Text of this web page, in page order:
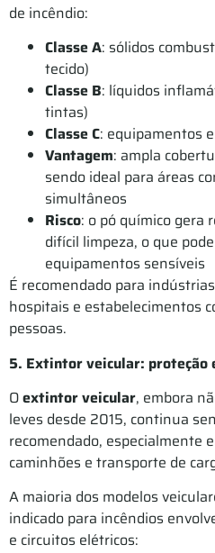
de incêndio:
Classe A: sólidos
tecido)
Classe B: líquidos
tintas)
Classe C: equipamentos
Vantagem: ampla
sendo ideal para áreas
simultâneos
Risco: o pó químico gera
difícil limpeza, o que
equipamentos sensíveis
É recomendado para
hospitais e estabelecimentos
pessoas.
5. Extintor veicular: proteção
Oextintor veicular, embora
leves desde 2015, continua
recomendado, especialmente
caminhões e transporte de
A maioria dos modelos
indicado para incêndios
e circuitos elétricos: